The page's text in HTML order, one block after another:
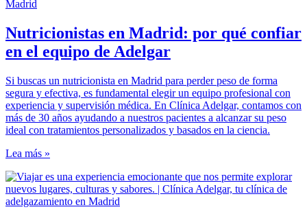
Nutricionistas en Madrid: por qué confiar
en el equipo de Adelgar
Si buscas un nutricionista en Madrid para perder peso de forma
segura y efectiva, es fundamental elegir un equipo profesional con
experiencia y supervisión médica. En Clínica Adelgar, contamos con
más de 30 años ayudando a nuestros pacientes a alcanzar su peso
ideal con tratamientos personalizados y basados en la ciencia.
Lea más »